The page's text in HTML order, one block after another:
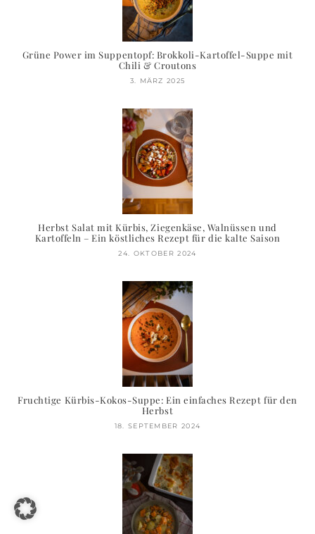
Grüne Power im Suppentopf: Brokkoli-Kartoffel-Suppe mit
Chili & Croutons
3. MÄRZ 2025
Herbst Salat mit Kürbis, Ziegenkäse, Walnüssen und
Kartoffeln – Ein köstliches Rezept für die kalte Saison
24. OKTOBER 2024
Fruchtige Kürbis-Kokos-Suppe: Ein einfaches Rezept für den
Herbst
18. SEPTEMBER 2024